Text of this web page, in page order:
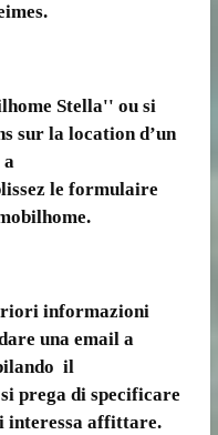
Stella'' ou si
sur la location d’un
a
le formulaire
informazioni
una email a
il
prega di specificare
interessa affittare.